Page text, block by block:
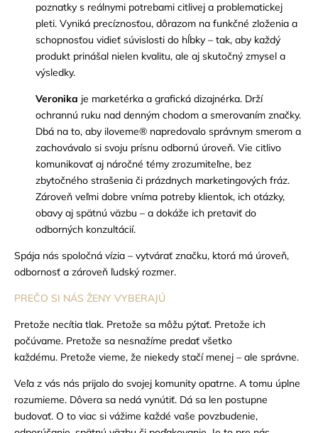
poznatky s reálnymi potrebami citlivej a problematickej
pleti. Vyniká precíznosťou, dôrazom na funkčné zloženia a
schopnosťou vidieť súvislosti do hĺbky – tak, aby každý
produkt prinášal nielen kvalitu, ale aj skutočný zmysel a
výsledky.
Veronika je marketérka a grafická dizajnérka. Drží
ochrannú ruku nad denným chodom a smerovaním značky.
Dbá na to, aby iloveme® napredovalo správnym smerom a
zachovávalo si svoju prísnu odbornú úroveň. Vie citlivo
komunikovať aj náročné témy zrozumiteľne, bez
zbytočného strašenia či prázdnych marketingových fráz.
Zároveň veľmi dobre vníma potreby klientok, ich otázky,
obavy aj spätnú väzbu – a dokáže ich pretaviť do
odborných konzultácií.
Spája nás spoločná vízia – vytvárať značku, ktorá má úroveň,
odbornosť a zároveň ľudský rozmer.
PREČO SI NÁS ŽENY VYBERAJÚ
Pretože necítia tlak. Pretože sa môžu pýtať. Pretože ich
počúvame. Pretože sa nesnažíme predať všetko
každému. Pretože vieme, že niekedy stačí menej – ale správne.
Veľa z vás nás prijalo do svojej komunity opatrne. A tomu úplne
rozumieme. Dôvera sa nedá vynútiť. Dá sa len postupne
budovať. O to viac si vážime každé vaše povzbudenie,